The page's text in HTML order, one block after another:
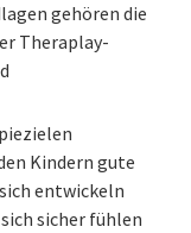
gehören die
Theraplay-
Kindern gute
entwickeln
sicher fühlen